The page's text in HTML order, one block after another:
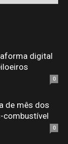
digital
0
de mês dos
combustível
0